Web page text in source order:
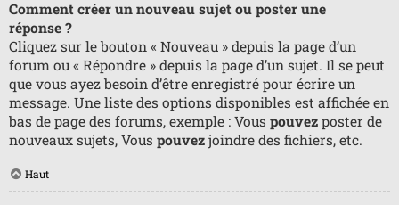
Comment créer un nouveau sujet ou poster une
réponse ?
Cliquez sur le bouton « Nouveau » depuis la page d’un
forum ou « Répondre » depuis la page d’un sujet. Il se peut
que vous ayez besoin d’être enregistré pour écrire un
message. Une liste des options disponibles est affichée en
bas de page des forums, exemple : Vous pouvez poster de
nouveaux sujets, Vous pouvez joindre des fichiers, etc.
Haut